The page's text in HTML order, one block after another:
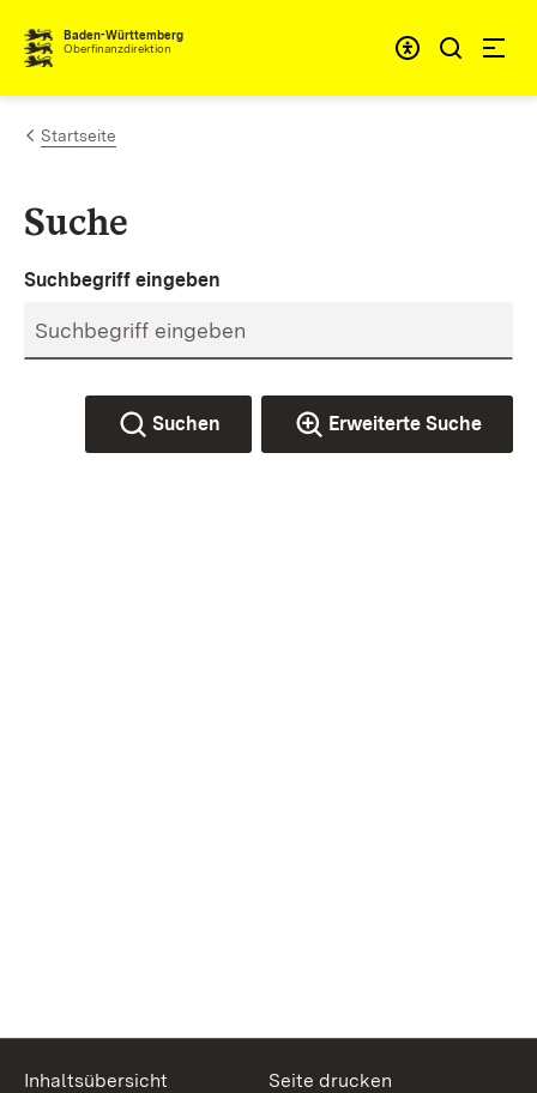
Zum Inhalt springen
Baden-Württemberg
Oberfinanzdirektion
Startseite
Suche
Suchbegriff eingeben
Suchen Erweiterte Suche
Inhaltsübersicht
Seite drucken